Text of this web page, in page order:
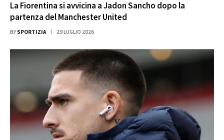
La Fiorentina si avvicina a Jadon Sancho dopo la
partenza del Manchester United
BY SPORTIZIA 29 LUGLIO 2026